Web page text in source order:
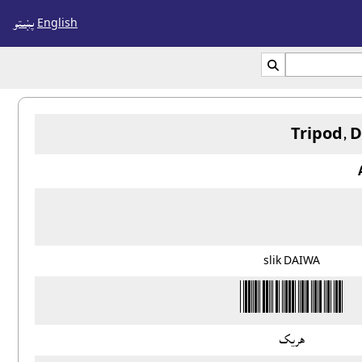
English پښتو

Tripod,
slik DAIWA
هريک